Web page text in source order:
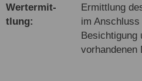
Wert­ermit­
tlung:
Ermittlung
im
Besichtigung
vorhandenen